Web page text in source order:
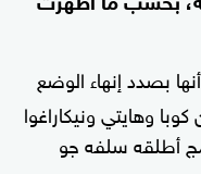
بصدد إنهاء الوضع
مهاجر من كوبا وهايتي ونيكاراغوا
أطلقه سلفه جو